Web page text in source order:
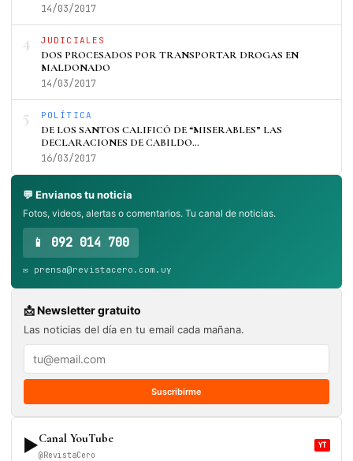
14/03/2017
4 JUDICIALES
DOS PROCESADOS POR TRANSPORTAR DROGAS EN
MALDONADO
14/03/2017
5 POLÍTICA
DE LOS SANTOS CALIFICÓ DE “MISERABLES” LAS
DECLARACIONES DE CABILDO…
16/03/2017
💬 Envianos tu noticia
Fotos, videos, alertas o comentarios. Tu canal de noticias.
📱 092 014 700
✉️ prensa@revistacero.com.uy
📩 Newsletter gratuito
Las noticias del día en tu email cada mañana.
Suscribirme
▶Canal YouTube
@RevistaCero
YT